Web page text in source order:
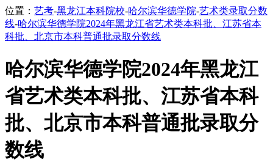
位置： 艺考-黑龙江本科院校-哈尔滨华德学院-艺术类录取分数
线-哈尔滨华德学院2024年黑龙江省艺术类本科批、江苏省本
科批、北京市本科普通批录取分数线
哈尔滨华德学院2024年黑龙江
省艺术类本科批、江苏省本科
批、北京市本科普通批录取分
数线